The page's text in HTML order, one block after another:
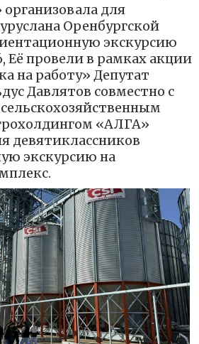
для
Оренбургской
экскурсию
Её провели в рамках акции
на работу» Депутат
Давлятов совместно с
«АЛГА»
девятиклассников
экскурсию на